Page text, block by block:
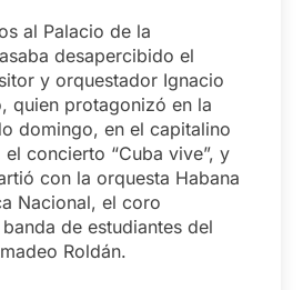
al Palacio de la
desapercibido el
y orquestador Ignacio
quien protagonizó en la
domingo, en el capitalino
concierto “Cuba vive”, y
con la orquesta Habana
Nacional, el coro
de estudiantes del
Roldán.